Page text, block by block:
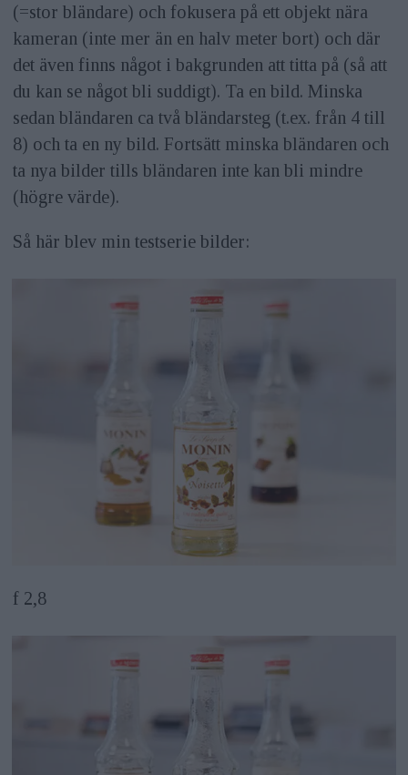
(=stor bländare) och fokusera på ett objekt nära
kameran (inte mer än en halv meter bort) och där
det även finns något i bakgrunden att titta på (så att
du kan se något bli suddigt). Ta en bild. Minska
sedan bländaren ca två bländarsteg (t.ex. från 4 till
8) och ta en ny bild. Fortsätt minska bländaren och
ta nya bilder tills bländaren inte kan bli mindre
(högre värde).
Så här blev min testserie bilder:
f 2,8